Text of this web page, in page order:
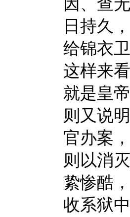
日持久
给锦衣卫
这样来
就是皇
则又说
官办案
则以消
絷惨酷
收系狱